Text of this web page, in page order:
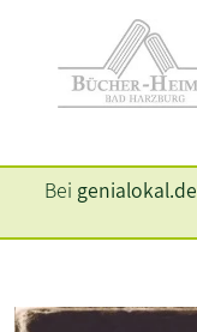
Bei genialokal.de